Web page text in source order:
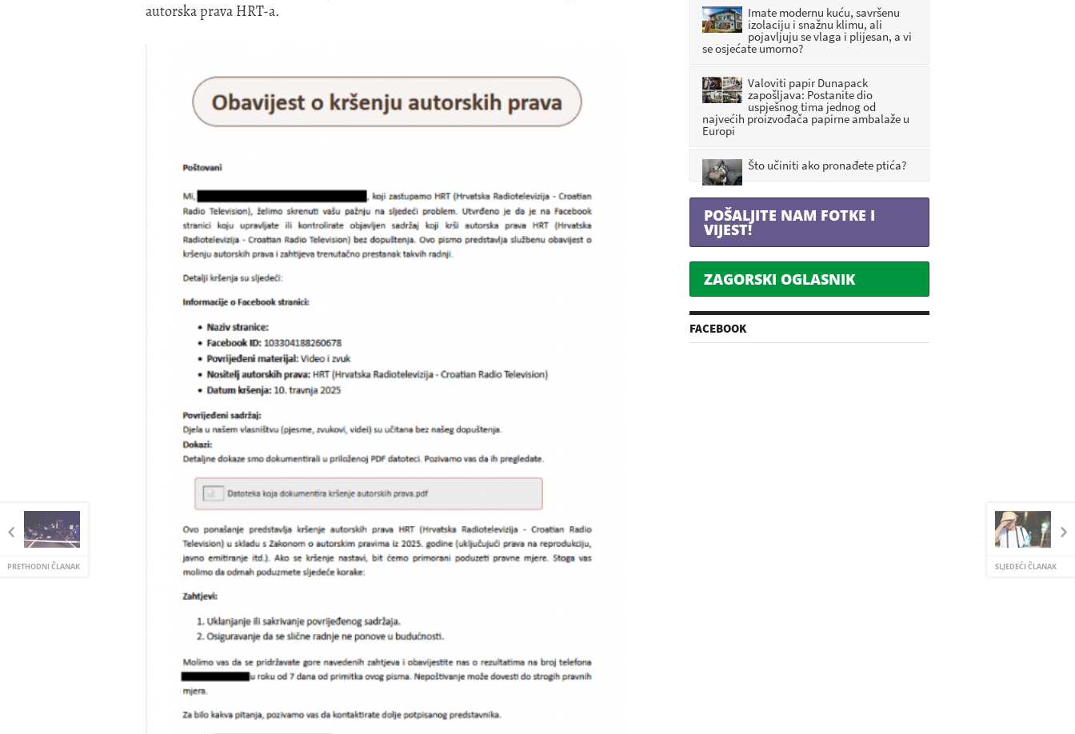
PRETHODNI ČLANAK SLJEDEĆI ČLANAK
autorska prava HRT-a.
Imate modernu kuću, savršenu
izolaciju i snažnu klimu, ali
pojavljuju se vlaga i plijesan, a vi
se osjećate umorno?
Valoviti papir Dunapack
zapošljava: Postanite dio
uspješnog tima jednog od
najvećih proizvođača papirne ambalaže u
Europi
Što učiniti ako pronađete ptića?
POŠALJITE NAM FOTKE I
VIJEST!
ZAGORSKI OGLASNIK
FACEBOOK